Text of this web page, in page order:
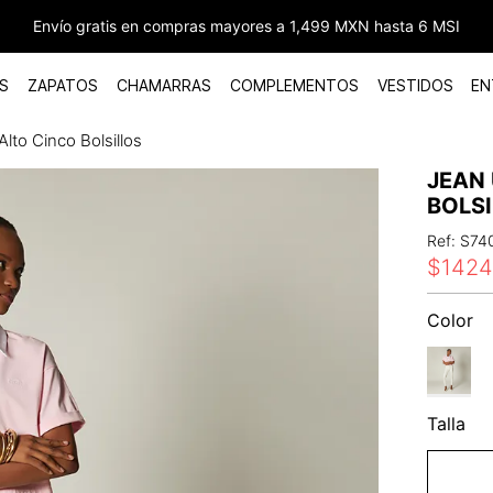
Envío gratis en compras mayores a 1,499 MXN hasta 6 MSI
ZAPATOS CHAMARRAS COMPLEMENTOS VESTIDOS
Cinco Bolsillos
JEAN
Ref:
$1424
Color
Talla